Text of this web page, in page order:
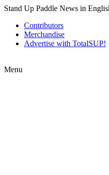
Stand Up Paddle News in
Contributors
Merchandise
Advertise with TotalSUP!
Menu